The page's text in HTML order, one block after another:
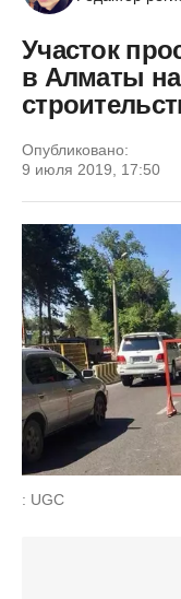
Участок
в Алматы на
Опубликовано:
9 июля 2019, 17:50
: UGC